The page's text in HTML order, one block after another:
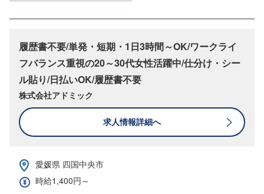
履歴書不要/単発・短期・1日3時間～OK/ワークライ
フバランス重視の20～30代女性活躍中/仕分け・シー
ル貼り/日払いOK/履歴書不要
株式会社アドミック
求人情報詳細へ
愛媛県 四国中央市
時給1,400円～